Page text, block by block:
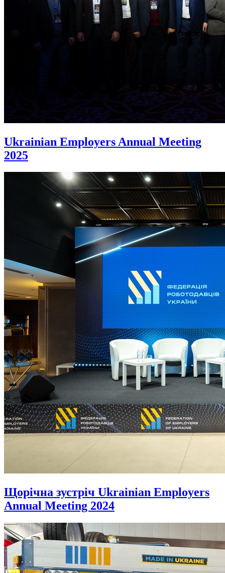
Ukrainian Employers Annual Meeting
2025
Щорічна зустріч Ukrainian Employers
Annual Meeting 2024